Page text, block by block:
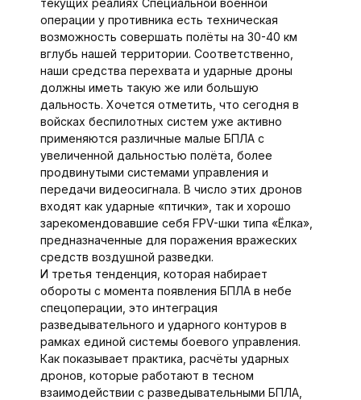
операции у противника есть техническая
возможность совершать полёты на 30-40 км
вглубь нашей территории. Соответственно,
наши средства перехвата и ударные дроны
должны иметь такую же или большую
дальность. Хочется отметить, что сегодня в
войс­ках беспилотных систем уже активно
применяются различные малые БПЛА с
увеличенной дальностью полёта, более
продвинутыми системами управления и
передачи видеосигнала. В число этих дронов
входят как ударные «птички», так и хорошо
зарекомендовавшие себя FPV-шки типа «Ёлка»,
предназначенные для поражения вражеских
средств воздушной разведки.
И третья тенденция, которая набирает
обороты с момента появления БПЛА в небе
спецоперации, это интеграция
разведывательного и ударного контуров в
рамках единой системы боевого управления.
Как показывает практика, расчёты ударных
дронов, которые работают в тесном
взаимодействии с разведывательными БПЛА,